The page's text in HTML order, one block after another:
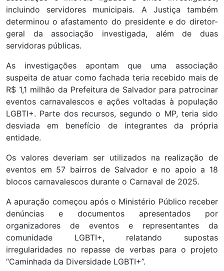
incluindo servidores municipais. A Justiça também
determinou o afastamento do presidente e do diretor-
geral da associação investigada, além de duas
servidoras públicas.
As investigações apontam que uma associação
suspeita de atuar como fachada teria recebido mais de
R$ 1,1 milhão da Prefeitura de Salvador para patrocinar
eventos carnavalescos e ações voltadas à população
LGBTI+. Parte dos recursos, segundo o MP, teria sido
desviada em benefício de integrantes da própria
entidade.
Os valores deveriam ser utilizados na realização de
eventos em 57 bairros de Salvador e no apoio a 18
blocos carnavalescos durante o Carnaval de 2025.
A apuração começou após o Ministério Público receber
denúncias e documentos apresentados por
organizadores de eventos e representantes da
comunidade LGBTI+, relatando supostas
irregularidades no repasse de verbas para o projeto
“Caminhada da Diversidade LGBTI+”.